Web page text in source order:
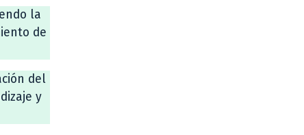
la
de
del
y